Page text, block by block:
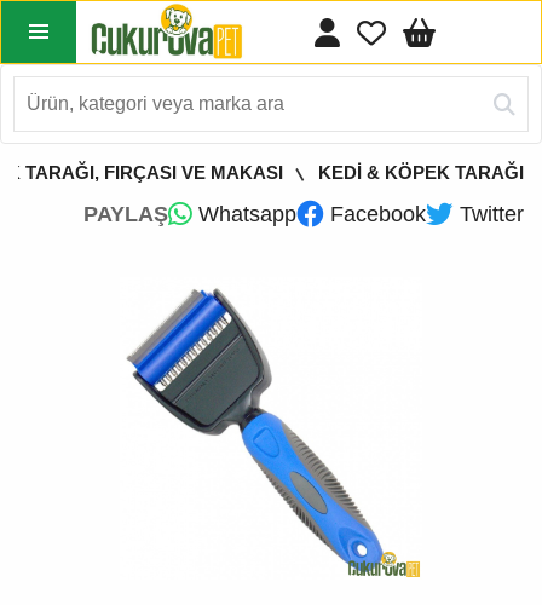
TARAĞI, FIRÇASI VE MAKASI KEDİ & KÖPEK TARAĞI
PAYLAŞ Whatsapp Facebook Twitter